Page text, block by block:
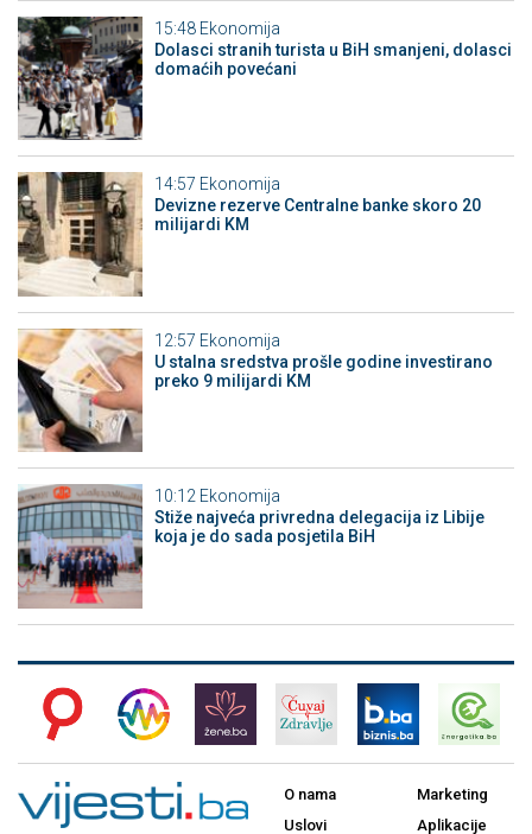
15:48 Ekonomija
Dolasci stranih turista u BiH smanjeni, dolasci
domaćih povećani
14:57 Ekonomija
Devizne rezerve Centralne banke skoro 20
milijardi KM
12:57 Ekonomija
U stalna sredstva prošle godine investirano
preko 9 milijardi KM
10:12 Ekonomija
Stiže najveća privredna delegacija iz Libije
koja je do sada posjetila BiH
O nama
Uslovi
Marketing
Aplikacije